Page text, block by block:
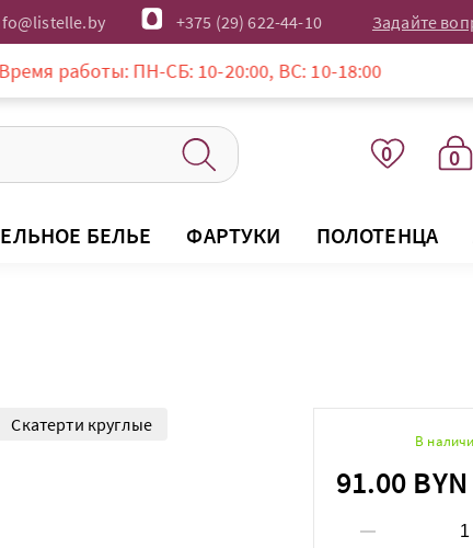
+375 (29) 622-44-10 Задайте
ПН-СБ: 10-20:00, ВС: 10-18:00
0 0
БЕЛЬЕ ФАРТУКИ ПОЛОТЕНЦА
Скатерти круглые
В
91.00 BYN